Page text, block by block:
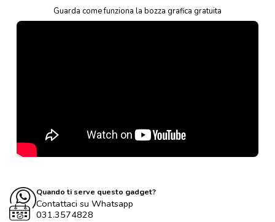
Guarda come funziona la bozza grafica gratuita
Quando ti serve questo gadget?
Contattaci su Whatsapp
031.3574828